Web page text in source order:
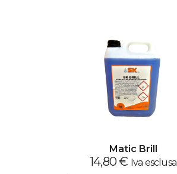
Matic Brill
14,80€ Iva esclusa